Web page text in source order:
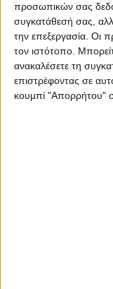
προσωπικών σας
συγκατάθεσή σας,
την επεξεργασία. Οι
τον ιστότοπο.
ανακαλέσετε τη
επιστρέφοντας σε
κουμπί "Απορρήτου"
Βιβλιοδετικά
Δημοφιλή 66 ανα